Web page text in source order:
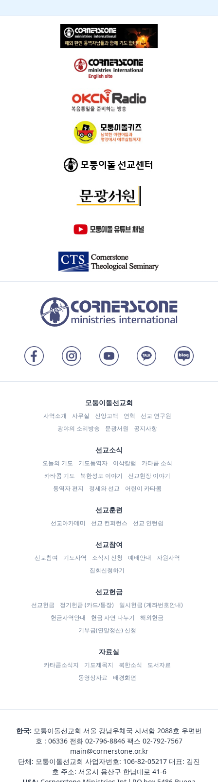
모퉁이돌선교회
사역소개 사무실 신앙고백 연혁
선교 연구원
광야의 소리방송
문광서원 공지사항
선교소식
오늘의 기도 기도동역자 이삭칼럼
카타콤 소식
카타콤 기도
북한성도 이야기
선교현장 이야기
동역자 편지
정세와 선교 어린이 카타콤
선교훈련
선교아카데미 선교 컨퍼런스 선교 인턴쉽
선교참여
선교참여 기도사역 소식지 신청 예배안내
자원사역
집회신청하기
선교헌금
선교헌금 정기헌금 (카드/통장)
일시헌금 (계좌번호안내)
헌금사역안내
헌금 사연 나누기
해외헌금
기부금(연말정산) 신청
자료실
카타콤소식지 기도제목지 북한소식
도서자료
동영상자료
배경화면
한국: 모퉁이돌선교회 서울 강남우체국 사서함 2088호 우편번
호 : 06336 전화 02-796-8846 팩스 02-792-7567
main@cornerstone.or.kr
단체: 모퉁이돌선교회 사업자번호: 106-82-05217 대표: 김진
호 주소: 서울시 용산구 한남대로 41-6